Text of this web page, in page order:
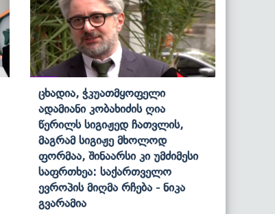
Ცხადია, Ჭკუათმყოფელი
Ადამიანი Კობახიძის Ღია
Წერილს Სიგიჟედ Ჩათვლის,
Მაგრამ Სიგიჟე Მხოლოდ
Ფორმაა, Შინაარსი Კი Უმძიმესი
Საფრთხეა: Საქართველო
Ევროპის Მიღმა Რჩება - Ნიკა
Გვარამია